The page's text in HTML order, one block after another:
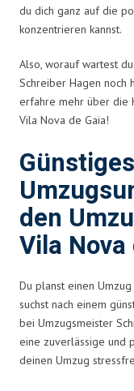
du dich ganz auf die
konzentrieren kannst.
Also, worauf wartest
Schreiber Hagen noch
erfahre mehr über die
Vila Nova de Gaia!
Günstiges
den
Vila Nova
Du planst einen
suchst nach einem
bei Umzugsmeister
eine zuverlässige und
deinen Umzug